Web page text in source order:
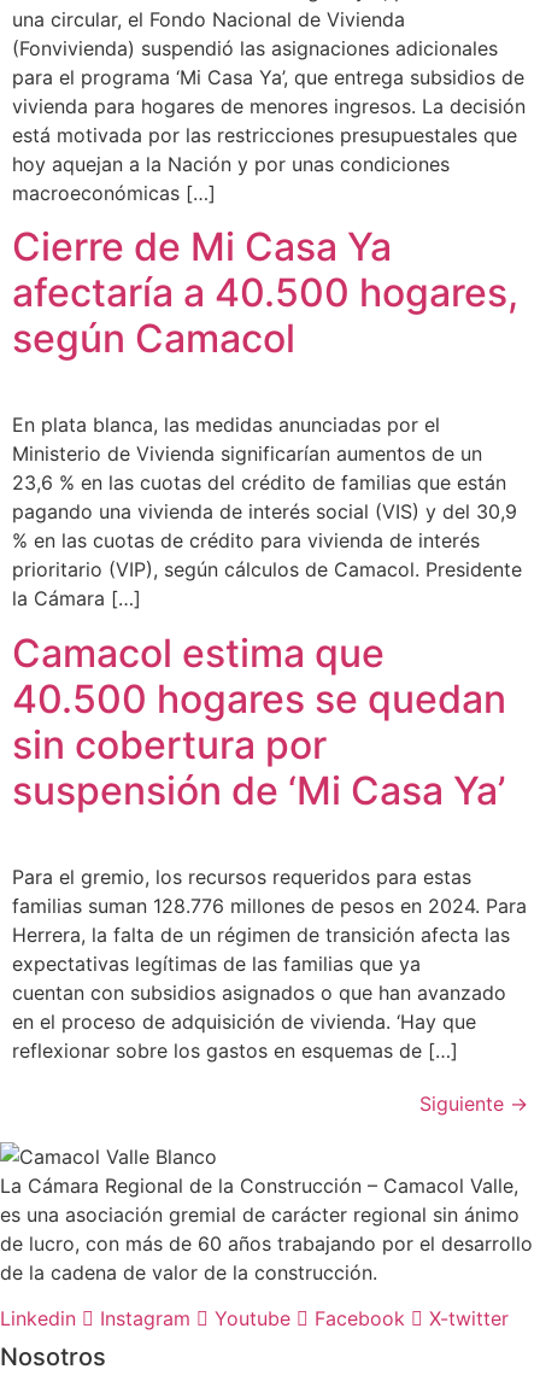
una circular, el Fondo Nacional de Vivienda
(Fonvivienda) suspendió las asignaciones adicionales
para el programa ‘Mi Casa Ya’, que entrega subsidios de
vivienda para hogares de menores ingresos. La decisión
está motivada por las restricciones presupuestales que
hoy aquejan a la Nación y por unas condiciones
macroeconómicas […]
Cierre de Mi Casa Ya
afectaría a 40.500 hogares,
según Camacol
En plata blanca, las medidas anunciadas por el
Ministerio de Vivienda significarían aumentos de un
23,6 % en las cuotas del crédito de familias que están
pagando una vivienda de interés social (VIS) y del 30,9
% en las cuotas de crédito para vivienda de interés
prioritario (VIP), según cálculos de Camacol. Presidente
la Cámara […]
Camacol estima que
40.500 hogares se quedan
sin cobertura por
suspensión de ‘Mi Casa Ya’
Para el gremio, los recursos requeridos para estas
familias suman 128.776 millones de pesos en 2024. Para
Herrera, la falta de un régimen de transición afecta las
expectativas legítimas de las familias que ya
cuentan con subsidios asignados o que han avanzado
en el proceso de adquisición de vivienda. ‘Hay que
reflexionar sobre los gastos en esquemas de […]
Siguiente →
La Cámara Regional de la Construcción – Camacol Valle,
es una asociación gremial de carácter regional sin ánimo
de lucro, con más de 60 años trabajando por el desarrollo
de la cadena de valor de la construcción.
Linkedin
Instagram Youtube Facebook X-twitter
Nosotros